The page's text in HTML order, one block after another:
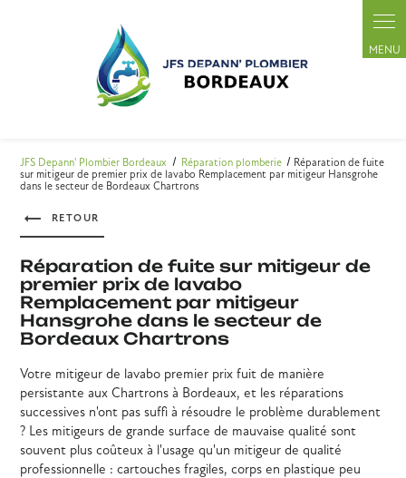
JFS Depann' Plombier Bordeaux Réparation plomberie
Réparation de fuite
sur mitigeur de premier prix de lavabo Remplacement par mitigeur Hansgrohe
dans le secteur de Bordeaux Chartrons
RETOUR
Réparation de fuite sur mitigeur de
premier prix de lavabo
Remplacement par mitigeur
Hansgrohe dans le secteur de
Bordeaux Chartrons
Votre mitigeur de lavabo premier prix fuit de manière
persistante aux Chartrons à Bordeaux, et les réparations
successives n'ont pas suffi à résoudre le problème durablement
? Les mitigeurs de grande surface de mauvaise qualité sont
souvent plus coûteux à l'usage qu'un mitigeur de qualité
professionnelle : cartouches fragiles, corps en plastique peu